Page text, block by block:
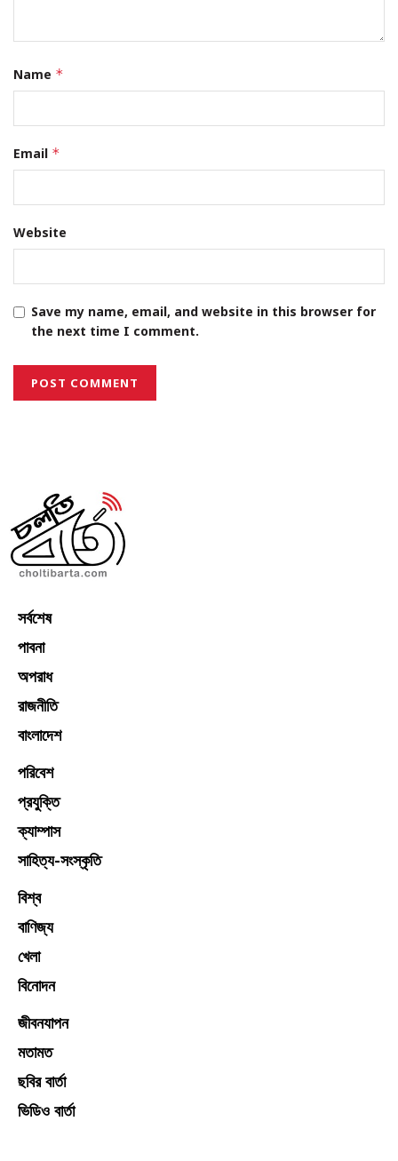
Name *
Email *
Website
Save my name, email, and website in this browser for
the next time I comment.
সর্বশেষ
পাবনা
অপরাধ
রাজনীতি
বাংলাদেশ
পরিবেশ
প্রযুক্তি
ক্যাম্পাস
সাহিত্য-সংস্কৃতি
বিশ্ব
বাণিজ্য
খেলা
বিনোদন
জীবনযাপন
মতামত
ছবির বার্তা
ভিডিও বার্তা